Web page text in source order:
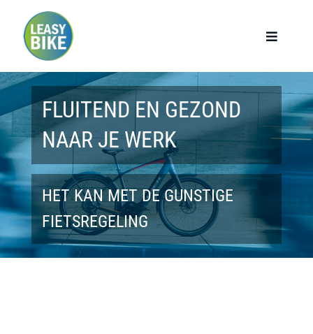
Toggle
Home
Werknemers
Werkgevers
Privé lease
Modellen
FLUITEND EN GEZOND
NAAR JE WERK
HET KAN MET DE GUNSTIGE
FIETSREGELING